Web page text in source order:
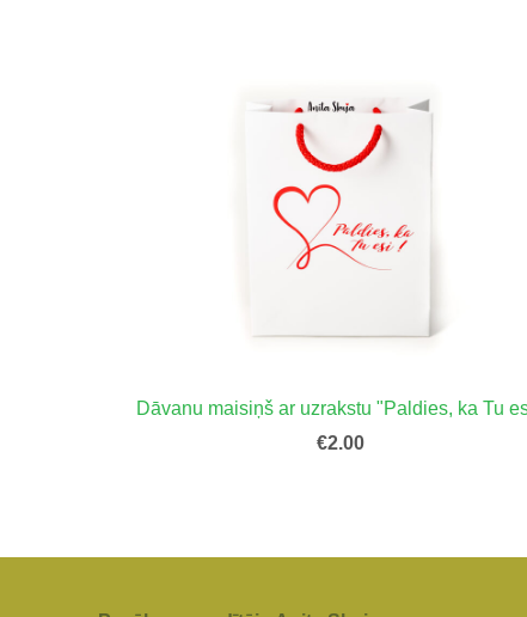
Dāvanu maisiņš ar uzrakstu "Paldies, ka Tu
€2.00